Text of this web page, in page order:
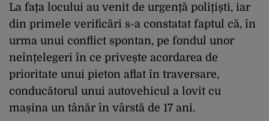
La fața locului au venit de urgență polițiști, iar
din primele verificări s-a constatat faptul că, în
urma unui conflict spontan, pe fondul unor
neînțelegeri în ce privește acordarea de
prioritate unui pieton aflat în traversare,
conducătorul unui autovehicul a lovit cu
mașina un tânăr în vârstă de 17 ani.